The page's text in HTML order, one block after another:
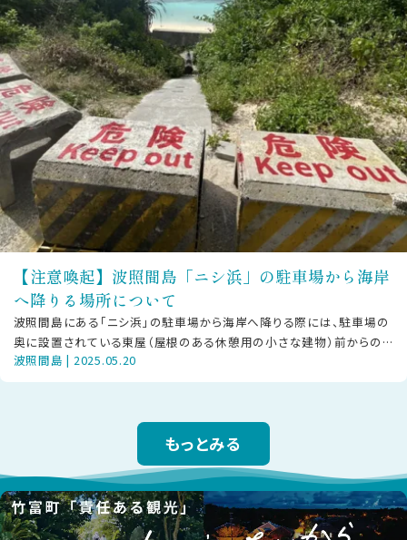
【注意喚起】波照間島「ニシ浜」の駐車場から海岸
へ降りる場所について
波照間島にある「ニシ浜」の駐車場から海岸へ降りる際には、駐車場の
奥に設置されている東屋（屋根のある休憩用の小さな建物）前からのル
ートを足元に気をつけてご利用くだ
波照間島 | 2025.05.20
もっとみる